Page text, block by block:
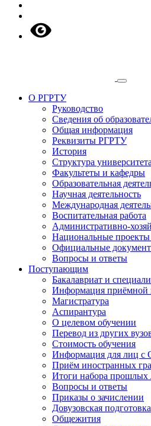
О РГРТУ
Руководство
Сведения об
Общая информация
Реквизиты РГРТУ
История
Структура университета
Факультеты и кафедры
Образовательная
Научная деятельность
Международная
Воспитательная работа
Административно-
Национальные проекты
Официальные
Вопросы и ответы
Поступающим
Бакалавриат и
Информация приёмной
Магистратура
Аспирантура
О целевом обучении
Перевод из других
Стоимость обучения
Информация для лиц с
Приём иностранных
Итоги набора прошлых
Вопросы и ответы
Приказы о зачислении
Довузовская подготовка
Общежития